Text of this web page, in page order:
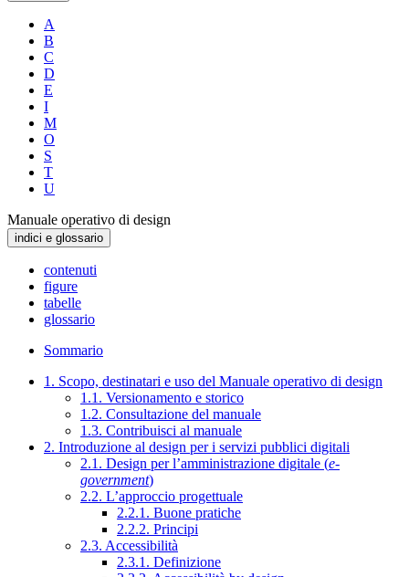
A
B
C
D
E
I
M
O
S
T
U
Manuale operativo di design
indici e glossario
contenuti
figure
tabelle
glossario
Sommario
1. Scopo, destinatari e uso del Manuale operativo di design
1.1. Versionamento e storico
1.2. Consultazione del manuale
1.3. Contribuisci al manuale
2. Introduzione al design per i servizi pubblici digitali
2.1. Design per l’amministrazione digitale (e-
government)
2.2. L’approccio progettuale
2.2.1. Buone pratiche
2.2.2. Principi
2.3. Accessibilità
2.3.1. Definizione